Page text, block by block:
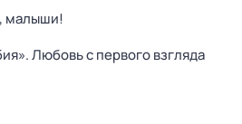
малыши!
Любовь с первого взгляда